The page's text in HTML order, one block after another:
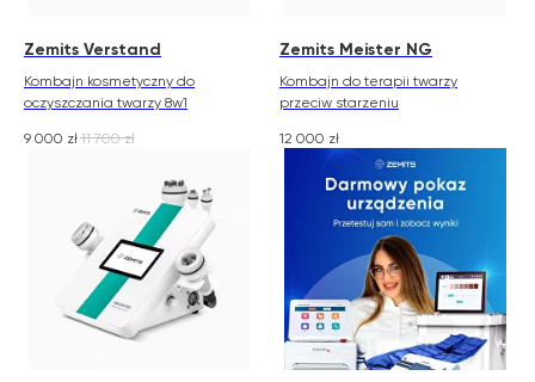
Zemits Verstand
Kombajn kosmetyczny do
oczyszczania twarzy 8w1
9 000 zł 11 700 zł
Zemits Meister NG
Kombajn do terapii twarzy
przeciw starzeniu
12 000 zł